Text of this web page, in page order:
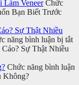
Veneer Chức
Bạn Biết Trước
Sự Thật Nhiều
năng bình luận bị tắt
Sự Thật Nhiều
Chức năng bình luận
Không?